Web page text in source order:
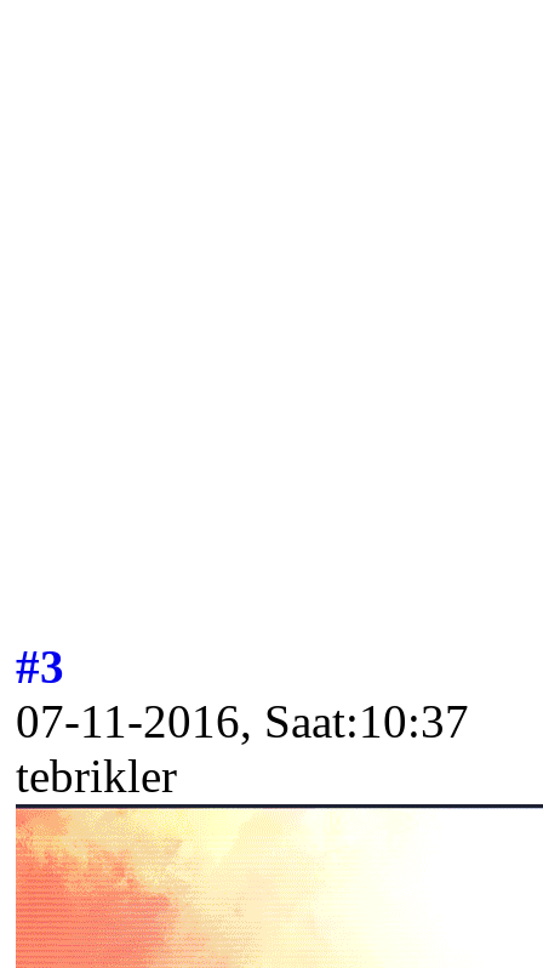
#3
07-11-2016, Saat:10:37
tebrikler